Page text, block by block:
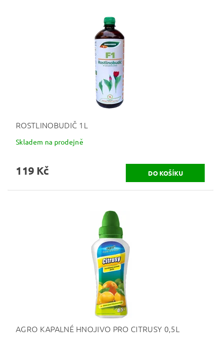
ROSTLINOBUDIČ 1L
Skladem na prodejně
119 Kč
AGRO KAPALNÉ HNOJIVO PRO CITRUSY 0,5L